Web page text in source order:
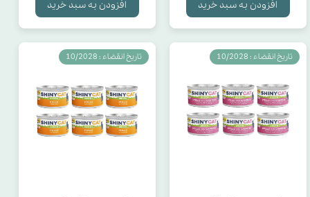
افزودن به سبد خرید افزودن به سبد خرید
تاریخ انقضاء : 10/2028 تاریخ انقضاء : 10/2028